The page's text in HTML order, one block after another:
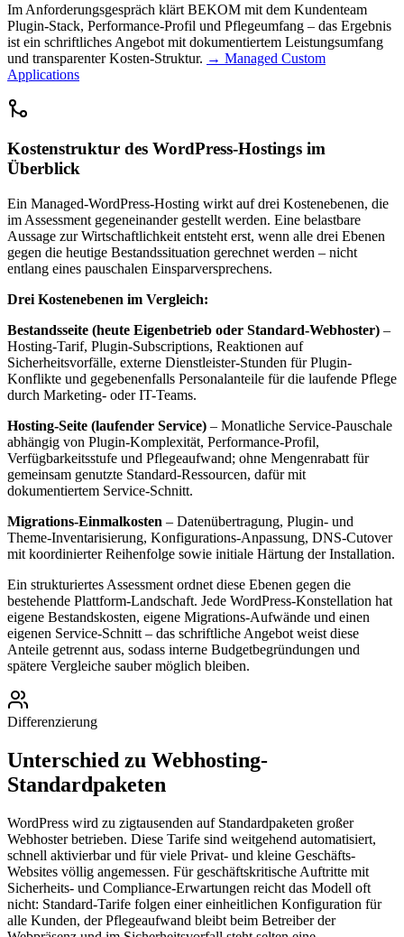
Im Anforderungsgespräch klärt BEKOM mit dem Kundenteam
Plugin-Stack, Performance-Profil und Pflegeumfang – das Ergebnis
ist ein schriftliches Angebot mit dokumentiertem Leistungsumfang
und transparenter Kosten-Struktur. → Managed Custom
Applications
Kostenstruktur des WordPress-Hostings im
Überblick
Ein Managed-WordPress-Hosting wirkt auf drei Kostenebenen, die
im Assessment gegeneinander gestellt werden. Eine belastbare
Aussage zur Wirtschaftlichkeit entsteht erst, wenn alle drei Ebenen
gegen die heutige Bestandssituation gerechnet werden – nicht
entlang eines pauschalen Einsparversprechens.
Drei Kostenebenen im Vergleich:
Bestandsseite (heute Eigenbetrieb oder Standard-Webhoster) –
Hosting-Tarif, Plugin-Subscriptions, Reaktionen auf
Sicherheitsvorfälle, externe Dienstleister-Stunden für Plugin-
Konflikte und gegebenenfalls Personalanteile für die laufende Pflege
durch Marketing- oder IT-Teams.
Hosting-Seite (laufender Service) – Monatliche Service-Pauschale
abhängig von Plugin-Komplexität, Performance-Profil,
Verfügbarkeitsstufe und Pflegeaufwand; ohne Mengenrabatt für
gemeinsam genutzte Standard-Ressourcen, dafür mit
dokumentiertem Service-Schnitt.
Migrations-Einmalkosten – Datenübertragung, Plugin- und
Theme-Inventarisierung, Konfigurations-Anpassung, DNS-Cutover
mit koordinierter Reihenfolge sowie initiale Härtung der Installation.
Ein strukturiertes Assessment ordnet diese Ebenen gegen die
bestehende Plattform-Landschaft. Jede WordPress-Konstellation hat
eigene Bestandskosten, eigene Migrations-Aufwände und einen
eigenen Service-Schnitt – das schriftliche Angebot weist diese
Anteile getrennt aus, sodass interne Budgetbegründungen und
spätere Vergleiche sauber möglich bleiben.
Differenzierung
Unterschied zu Webhosting-
Standardpaketen
WordPress wird zu zigtausenden auf Standardpaketen großer
Webhoster betrieben. Diese Tarife sind weitgehend automatisiert,
schnell aktivierbar und für viele Privat- und kleine Geschäfts-
Websites völlig angemessen. Für geschäftskritische Auftritte mit
Sicherheits- und Compliance-Erwartungen reicht das Modell oft
nicht: Standard-Tarife folgen einer einheitlichen Konfiguration für
alle Kunden, der Pflegeaufwand bleibt beim Betreiber der